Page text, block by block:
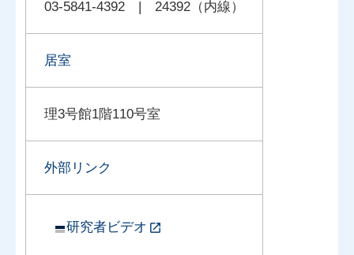
03-5841-4392 | 24392（内線）
居室
理3号館1階110号室
外部リンク
研究者ビデオ